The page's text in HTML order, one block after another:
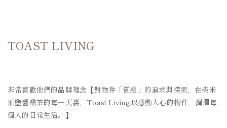
TOAST LIVING
非常喜歡他們的品牌理念【對物件「質感」的追求與探索，在柴米
油鹽醬醋茶的每一天裏，Toast Living以感動人心的物件，潤澤每
個人的日常生活。】